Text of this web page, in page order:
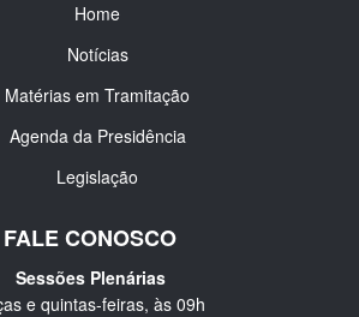
Home
Notícias
Matérias em Tramitação
Agenda da Presidência
Legislação
FALE CONOSCO
Sessões Plenárias
e quintas-feiras, às 09h